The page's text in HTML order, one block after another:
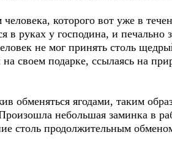
которого вот уже в
в руках у господина, и печально
не мог принять столь
своем подарке, ссылаясь на
ягодами, таким
небольшая заминка в
столь продолжительным